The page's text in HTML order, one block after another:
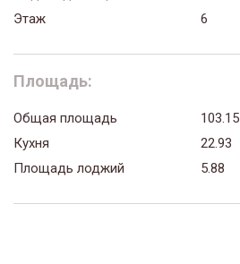
Этаж
6
Площадь:
Общая площадь
103.15
Кухня
22.93
Площадь лоджий
5.88